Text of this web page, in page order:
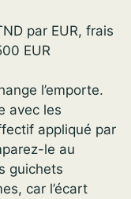
par EUR, frais
EUR
l’emporte.
avec les
appliqué par
le au
guichets
car l’écart